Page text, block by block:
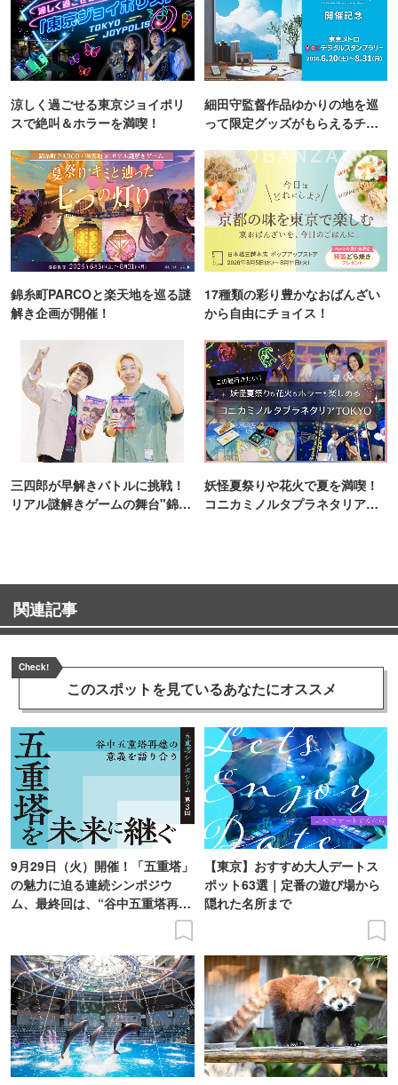
涼しく過ごせる東京ジョイポリ
スで絶叫＆ホラーを満喫！
細田守監督作品ゆかりの地を巡
って限定グッズがもらえるチャ
錦糸町PARCOと楽天地を巡る謎
解き企画が開催！
17種類の彩り豊かなおばんざい
から自由にチョイス！
三四郎が早解きバトルに挑戦！
リアル謎解きゲームの舞台"錦糸
妖怪夏祭りや花火で夏を満喫！
コニカミノルタプラネタリア
関連記事
Check!
このスポットを見ているあなたにオススメ
9月29日（火）開催！「五重塔」
の魅力に迫る連続シンポジウ
ム、最終回は、“谷中五重塔再建
【東京】おすすめ大人デートス
ポット63選｜定番の遊び場から
隠れた名所まで